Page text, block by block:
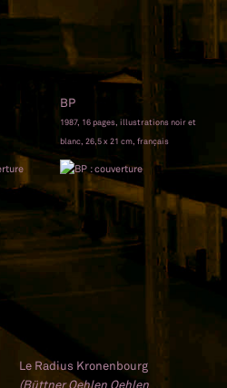
BP
1987, 16 pages, illustrations noir et
blanc, 26,5 x 21 cm, français
Le Radius Kronenbourg
(Büttner Oehlen Oehlen